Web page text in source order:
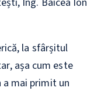
la sfârșitul
așa cum este
a mai primit un